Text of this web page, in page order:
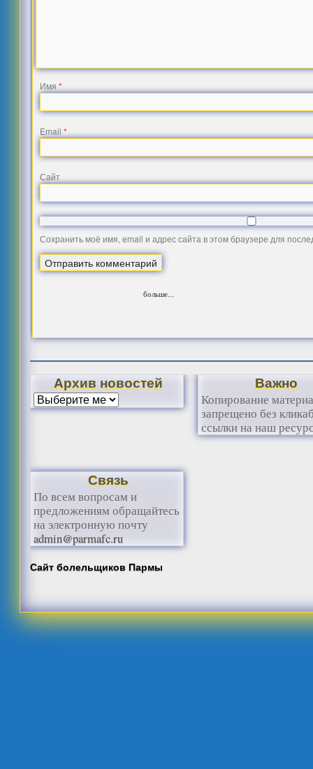
Имя*
Email*
Сайт
Сохранить моё имя, email и адрес сайта в этом браузере для
больше...
Архив новостей Важно
Копирование
запрещено без
ссылки на наш
Связь
По всем вопросам и
предложениям обращайтесь
на электронную почту
admin@parmafc.ru
Сайт болельщиков Пармы